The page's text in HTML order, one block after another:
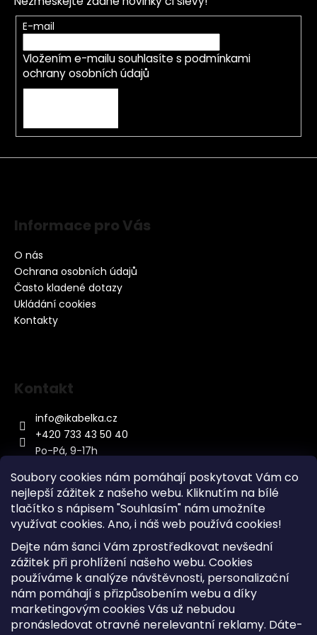
Soubory cookies nám pomáhají poskytovat Vám co
nejlepší zážitek z našeho webu. Kliknutím na bílé
tlačítko s nápisem "Souhlasím" nám umožníte
využívat cookies. Ano, i náš web používá cookies!
Dejte nám šanci Vám zprostředkovat nevšední
zážitek při prohlížení našeho webu. Cookies
používáme k analýze návštěvnosti, personalizační
nám pomáhají s přizpůsobením webu a díky
marketingovým cookies Vás už nebudou
pronásledovat otravné nerelevantní reklamy. Dáte-
E-mail
Vložením e-mailu souhlasíte s podmínkami
ochrany osobních údajů
Informace pro Vás
O nás
Ochrana osobních údajů
Často kladené dotazy
Ukládání cookies
Kontakty
Kontakt
info@ikabelka.cz
+420 733 43 50 40
Po-Pá, 9-17h
Kontakt
Sitemap
Doprava a Platba
Reklamace Zboží
Obchodní podmínky